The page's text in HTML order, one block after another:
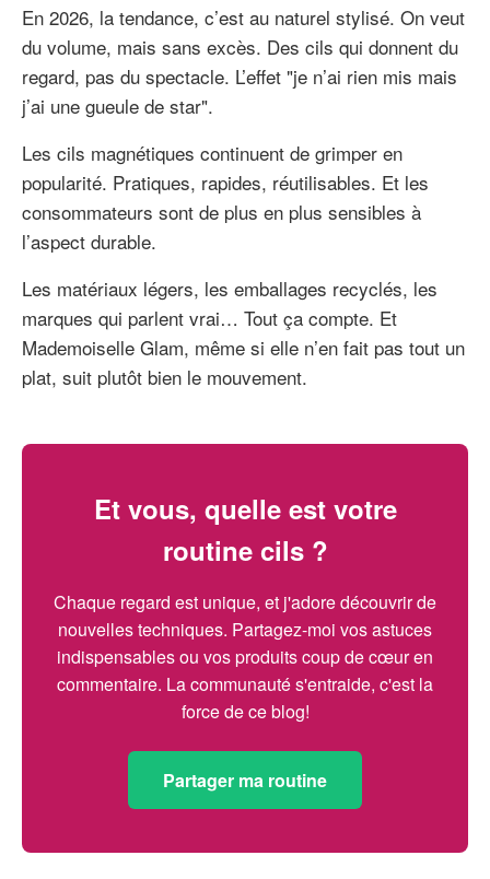
En 2026, la tendance, c’est au naturel stylisé. On veut
du volume, mais sans excès. Des cils qui donnent du
regard, pas du spectacle. L’effet "je n’ai rien mis mais
j’ai une gueule de star".
Les cils magnétiques continuent de grimper en
popularité. Pratiques, rapides, réutilisables. Et les
consommateurs sont de plus en plus sensibles à
l’aspect durable.
Les matériaux légers, les emballages recyclés, les
marques qui parlent vrai… Tout ça compte. Et
Mademoiselle Glam, même si elle n’en fait pas tout un
plat, suit plutôt bien le mouvement.
Et vous, quelle est votre
routine cils ?
Chaque regard est unique, et j'adore découvrir de
nouvelles techniques. Partagez-moi vos astuces
indispensables ou vos produits coup de cœur en
commentaire. La communauté s'entraide, c'est la
force de ce blog!
Partager ma routine